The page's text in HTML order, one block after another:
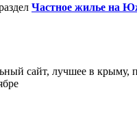
Частное жилье на
сайт, лучшее в крыму,